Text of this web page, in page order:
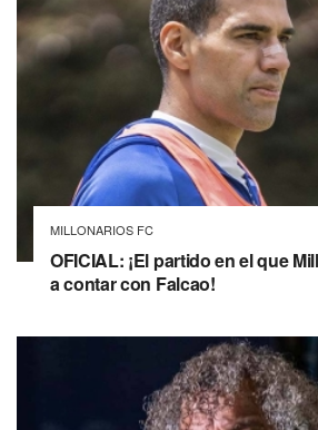
MILLONARIOS FC
OFICIAL: ¡El partido en el que
a contar con Falcao!